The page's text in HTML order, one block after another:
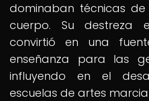
dominaban técnicas
cuerpo. Su destreza
convirtió en una
enseñanza para las
influyendo en el
escuelas de artes